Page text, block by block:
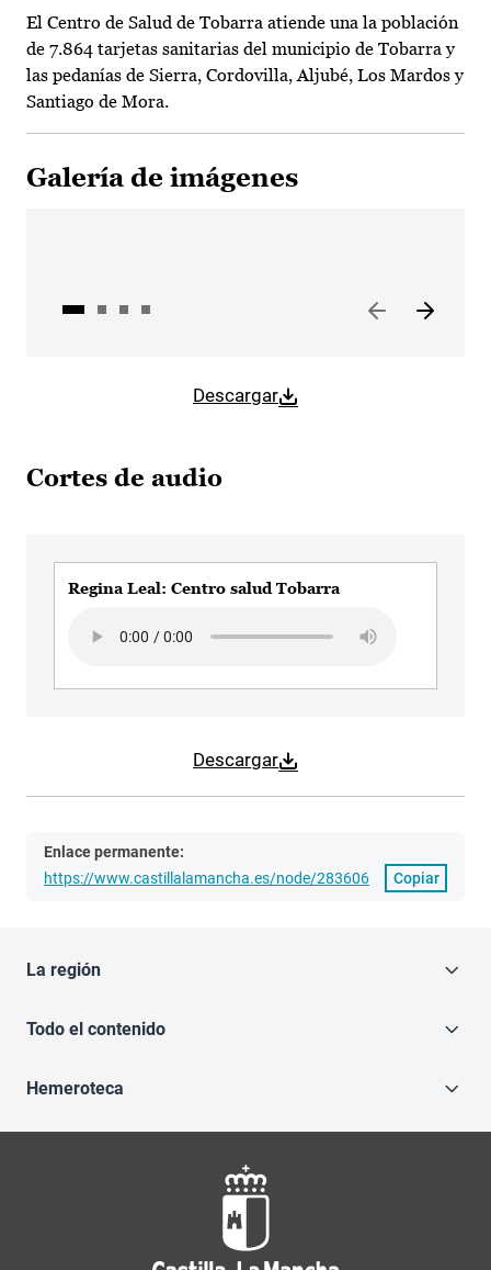
El Centro de Salud de Tobarra atiende una la población
de 7.864 tarjetas sanitarias del municipio de Tobarra y
las pedanías de Sierra, Cordovilla, Aljubé, Los Mardos y
Santiago de Mora.
Galería de imágenes
Descargar
Cortes de audio
Descargar
Regina Leal: Centro salud Tobarra
Enlace permanente:
https://www.castillalamancha.es/node/283606
Copiar
La región
Todo el contenido
Hemeroteca